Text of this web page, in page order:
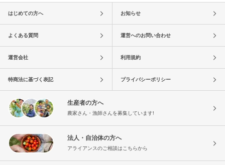
はじめての方へ お知らせ
よくある質問 運営へのお問い合わせ
運営会社 利用規約
特商法に基づく表記 プライバシーポリシー
生産者の方へ
農家さん・漁師さんを募集しています!
法人・自治体の方へ
アライアンスのご相談はこちらから